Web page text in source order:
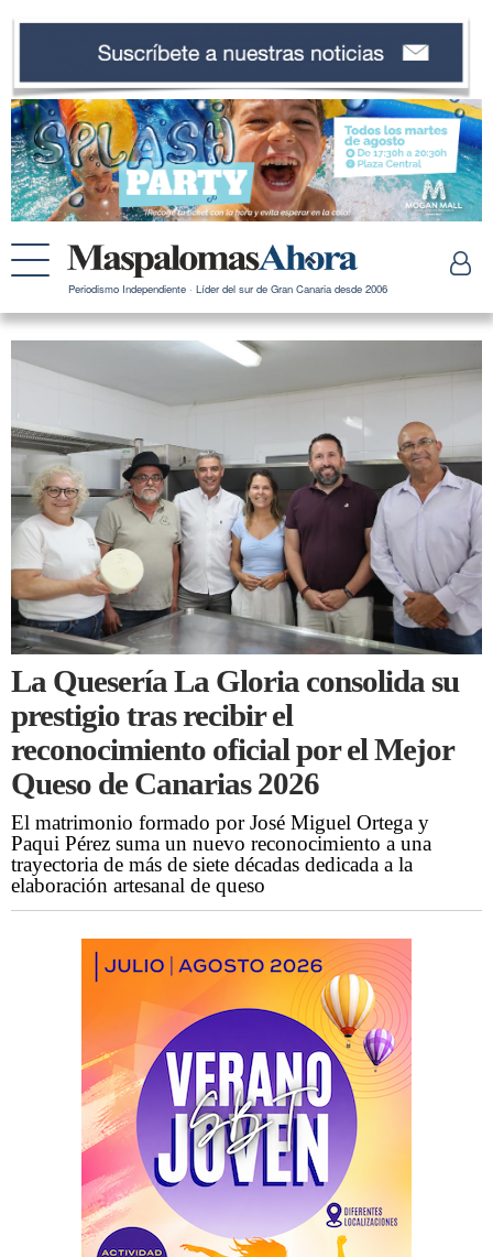
Periodismo Independiente · Líder del sur de Gran Canaria desde 2006
La Quesería La Gloria consolida su
prestigio tras recibir el
reconocimiento oficial por el Mejor
Queso de Canarias 2026
El matrimonio formado por José Miguel Ortega y
Paqui Pérez suma un nuevo reconocimiento a una
trayectoria de más de siete décadas dedicada a la
elaboración artesanal de queso